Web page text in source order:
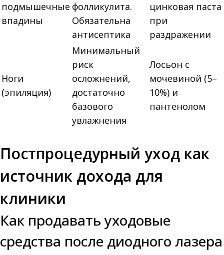
подмышечные
впадины
фолликулита.
Обязательна
антисептика
цинковая паста
при
раздражении
Ноги
(эпиляция)
Минимальный
риск
осложнений,
достаточно
базового
увлажнения
Лосьон с
мочевиной (5–
10%) и
пантенолом
Постпроцедурный уход как
источник дохода для
клиники
Как продавать уходовые
средства после диодного лазера